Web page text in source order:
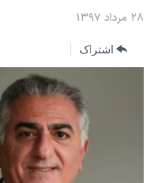
جهشورزشی
فرهنگ و زندگی
حقوق شهروندی
جام جهانی ۲۰۲۶
بایگانی برنامه‌های تلویزیونی
انتخابات ریاست جمهوری آمریکا
حمله جمهوری اسلامی به
فرکانس‌های صدای آمریکا
پخش رادیویی
یادگیری زبان انگلیسی
۲۸ مرداد ۱۳۹۷
اشتراک